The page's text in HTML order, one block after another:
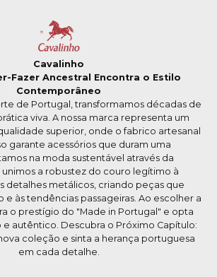
Cavalinho
Fazer Ancestral Encontra o Estilo
Contemporâneo
de Portugal, transformamos décadas de
viva. A nossa marca representa um
superior, onde o fabrico artesanal
garante acessórios que duram uma
na moda sustentável através da
unimos a robustez do couro legítimo à
detalhes metálicos, criando peças que
e às tendências passageiras. Ao escolher a
o prestígio do "Made in Portugal" e opta
autêntico. Descubra o Próximo Capítulo:
coleção e sinta a herança portuguesa
em cada detalhe.